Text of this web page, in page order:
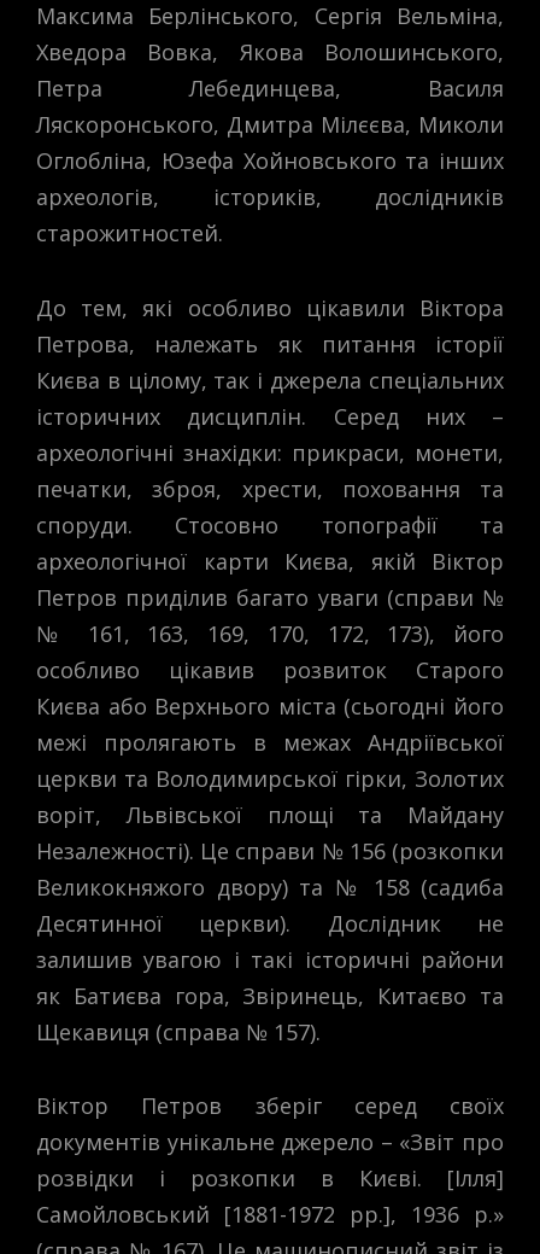
Максима Берлінського, Сергія Вельміна,
Хведора Вовка, Якова Волошинського,
Петра Лебединцева, Василя
Ляскоронського, Дмитра Мілєєва, Миколи
Оглобліна, Юзефа Хойновського та інших
археологів, істориків, дослідників
старожитностей.
До тем, які особливо цікавили Віктора
Петрова, належать як питання історії
Києва в цілому, так і джерела спеціальних
історичних дисциплін. Серед них –
археологічні знахідки: прикраси, монети,
печатки, зброя, хрести, поховання та
споруди. Стосовно топографії та
археологічної карти Києва, якій Віктор
Петров приділив багато уваги (справи №
№ 161, 163, 169, 170, 172, 173), його
особливо цікавив розвиток Старого
Києва або Верхнього міста (сьогодні його
межі пролягають в межах Андріївської
церкви та Володимирської гірки, Золотих
воріт, Львівської площі та Майдану
Незалежності). Це справи № 156 (розкопки
Великокняжого двору) та № 158 (садиба
Десятинної церкви). Дослідник не
залишив увагою і такі історичні райони
як Батиєва гора, Звіринець, Китаєво та
Щекавиця (справа № 157).
Віктор Петров зберіг серед своїх
документів унікальне джерело – «Звіт про
розвідки і розкопки в Києві. [Ілля]
Самойловський [1881-1972 рр.], 1936 р.»